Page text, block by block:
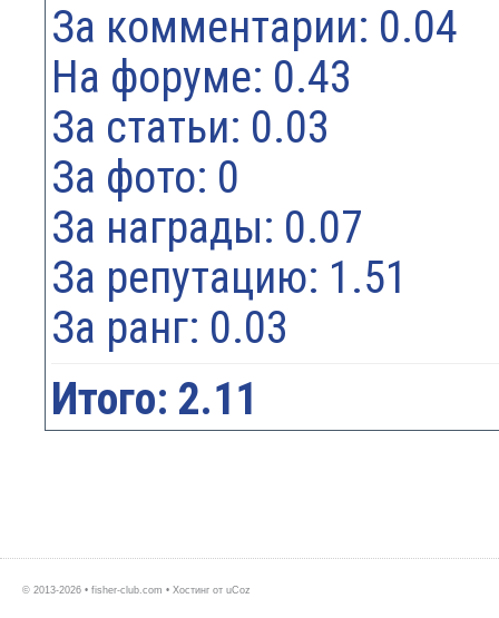
За комментарии: 0.04
На форуме: 0.43
За статьи: 0.03
За фото: 0
За награды: 0.07
За репутацию: 1.51
За ранг: 0.03
Итого: 2.11
© 2013-2026 • fisher-club.com • Хостинг от uCoz